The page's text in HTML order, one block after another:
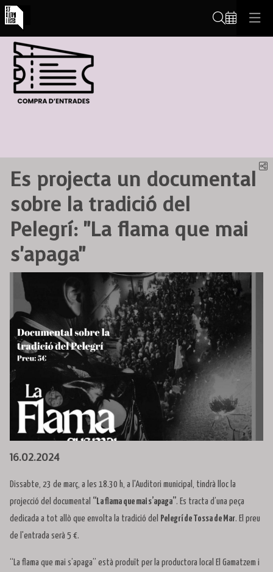
Es projecta un documental
sobre la tradició del
Pelegrí: "La flama que mai
s'apaga"
16.02.2024
Dissabte, 23 de març, a les 18.30 h, a l'Auditori municipal, tindrà lloc la
projecció del documental “La flama que mai s’apaga”. Es tracta d’una peça
dedicada a tot allò que envolta la tradició del
Pelegrí de Tossa de Mar. El preu
de l'entrada serà 5 €.
“La flama que mai s’apaga” està produït per la productora local El Gamatzem i